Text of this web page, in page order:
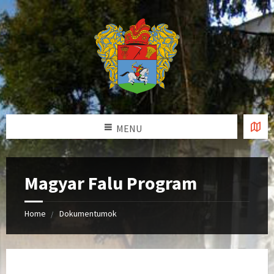
MENU
Magyar Falu Program
Home Dokumentumok